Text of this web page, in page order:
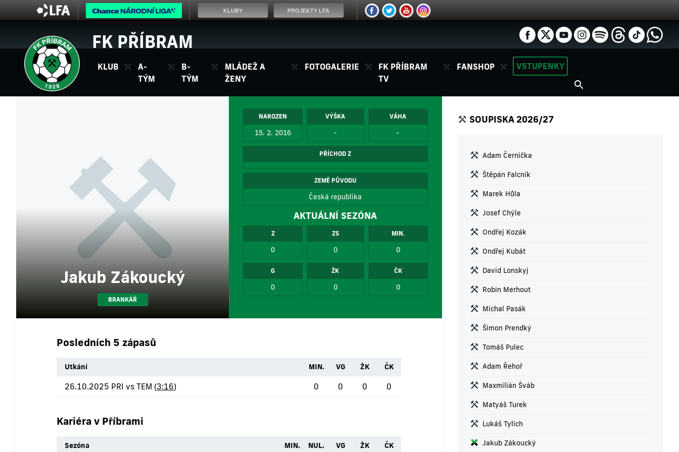
FK PŘÍBRAM
KLUB
A-
TÝM
B-
TÝM
MLÁDEŽ A
ŽENY
FOTOGALERIE
FK PŘÍBRAM
TV
FANSHOP VSTUPENKY
Jakub Zákoucký
BRANKÁŘ
NAROZEN
15. 2. 2016
VÝŠKA
-
VÁHA
-
PŘÍCHOD Z
ZEMĚ PŮVODU
Česká republika
AKTUÁLNÍ SEZÓNA
Z
0
ZS
0
MIN.
0
G
0
ŽK
0
ČK
0
Posledních 5 zápasů
Utkání MIN. VG ŽK ČK
26.10.2025 PRI vs TEM (3:16) 0 0 0 0
Kariéra v Příbrami
Sezóna MIN. NUL. VG ŽK ČK
SOUPISKA 2026/27
Adam Černička
Štěpán Falcník
Marek Hůla
Josef Chýle
Ondřej Kozák
Ondřej Kubát
David Lonskyj
Robin Merhout
Michal Pasák
Šimon Prendký
Tomáš Pulec
Adam Řehoř
Maxmilián Šváb
Matyáš Turek
Lukáš Tylich
Jakub Zákoucký
KLUBY PROJEKTY LFA